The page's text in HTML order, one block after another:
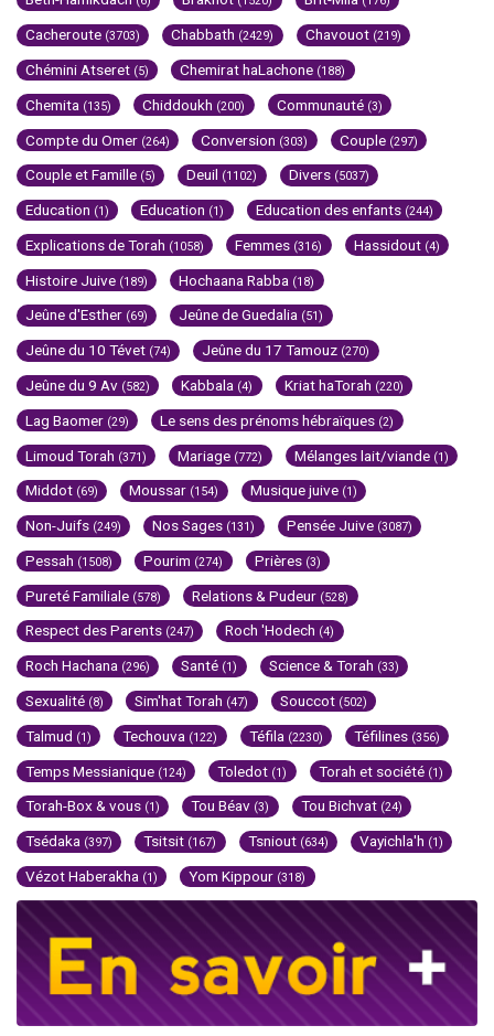
Cacheroute (3703) Chabbath (2429) Chavouot (219)
Chémini Atseret (5) Chemirat haLachone (188)
Chemita (135) Chiddoukh (200) Communauté (3)
Compte du Omer (264) Conversion (303) Couple (297)
Couple et Famille (5) Deuil (1102) Divers (5037)
Education (1) Education (1) Education des enfants (244)
Explications de Torah (1058) Femmes (316) Hassidout (4)
Histoire Juive (189) Hochaana Rabba (18)
Jeûne d'Esther (69) Jeûne de Guedalia (51)
Jeûne du 10 Tévet (74) Jeûne du 17 Tamouz (270)
Jeûne du 9 Av (582) Kabbala (4) Kriat haTorah (220)
Lag Baomer (29) Le sens des prénoms hébraïques (2)
Limoud Torah (371) Mariage (772) Mélanges lait/viande (1)
Middot (69) Moussar (154) Musique juive (1)
Non-Juifs (249) Nos Sages (131) Pensée Juive (3087)
Pessah (1508) Pourim (274) Prières (3)
Pureté Familiale (578) Relations & Pudeur (528)
Respect des Parents (247) Roch 'Hodech (4)
Roch Hachana (296) Santé (1) Science & Torah (33)
Sexualité (8) Sim'hat Torah (47) Souccot (502)
Talmud (1) Techouva (122) Téfila (2230) Téfilines (356)
Temps Messianique (124) Toledot (1) Torah et société (1)
Torah-Box & vous (1) Tou Béav (3) Tou Bichvat (24)
Tsédaka (397) Tsitsit (167) Tsniout (634) Vayichla'h (1)
Vézot Haberakha (1) Yom Kippour (318)